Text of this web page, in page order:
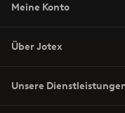
Meine Konto
Über Jotex
Unsere